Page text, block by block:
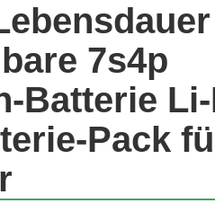
7s4p
Batterie
Pack